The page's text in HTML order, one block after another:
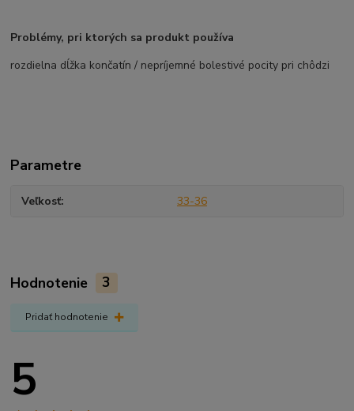
Problémy, pri ktorých sa produkt používa
rozdielna dĺžka končatín / nepríjemné bolestivé pocity pri chôdzi
Parametre
Veľkosť 33-36
Hodnotenie 3
Pridať hodnotenie
5